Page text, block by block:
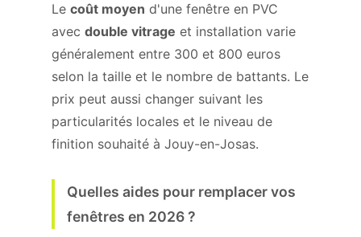
Le coût moyen d'une fenêtre en PVC
avec double vitrage et installation varie
généralement entre 300 et 800 euros
selon la taille et le nombre de battants. Le
prix peut aussi changer suivant les
particularités locales et le niveau de
finition souhaité à Jouy-en-Josas.
Quelles aides pour remplacer vos
fenêtres en 2026 ?